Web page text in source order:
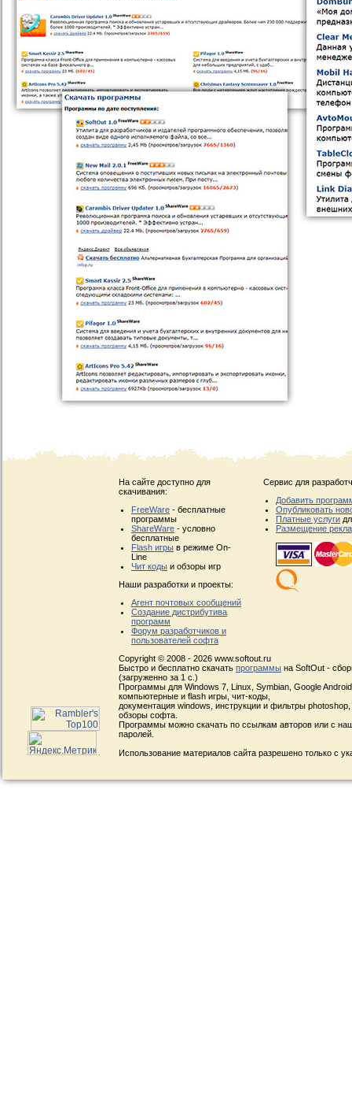
На сайте доступно для
скачивания:
FreeWare - бесплатные
программы
ShareWare - условно
бесплатные
Flash игры в режиме On-
Line
Чит коды и обзоры игр
Наши разработки и проекты:
Агент почтовых сообщений
Создание дистрибутива
программ
Форум разработчиков и
пользователей софта
Сервис для
Добавить
Опубликовать
Платные услуги
Размещение
Copyright © 2008 - 2026 www.softout.ru
Быстро и бесплатно скачать программы на SoftOut -
(загруженно за 1 с.)
Программы для Windows 7, Linux, Symbian, Google
компьютерные и flash игры, чит-коды,
документация windows, инструкции и фильтры
обзоры софта.
Программы можно скачать по ссылкам авторов или с
паролей.
Использование материалов сайта разрешено только с